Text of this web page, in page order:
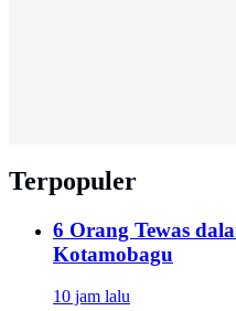
Terpopuler
6 Orang Tewas
Kotamobagu
10 jam lalu